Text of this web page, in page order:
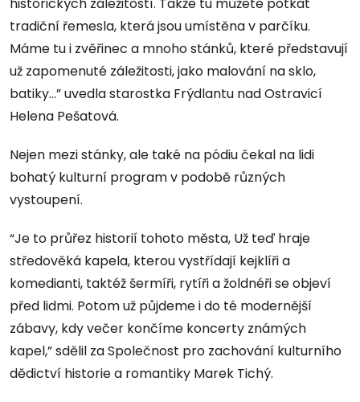
tradiční řemesla, která jsou umístěna v parčíku.
Máme tu i zvěřinec a mnoho stánků, které představují
už zapomenuté záležitosti, jako malování na sklo,
batiky...” uvedla starostka Frýdlantu nad Ostravicí
Helena Pešatová.
Nejen mezi stánky, ale také na pódiu čekal na lidi
bohatý kulturní program v podobě různých
vystoupení.
“Je to průřez historií tohoto města, Už teď hraje
středověká kapela, kterou vystřídají kejklíři a
komedianti, taktéž šermíři, rytíři a žoldnéři se objeví
před lidmi. Potom už půjdeme i do té modernější
zábavy, kdy večer končíme koncerty známých
kapel,” sdělil za Společnost pro zachování kulturního
dědictví historie a romantiky Marek Tichý.